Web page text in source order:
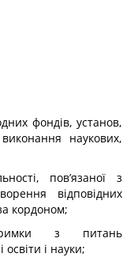
фондів, установ,
наукових,
пов’язаної з
відповідних
кордоном;
з питань
і науки;